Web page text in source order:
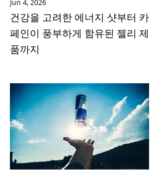
Jun 4, 2026
건강을 고려한 에너지 샷부터 카
페인이 풍부하게 함유된 젤리 제
품까지